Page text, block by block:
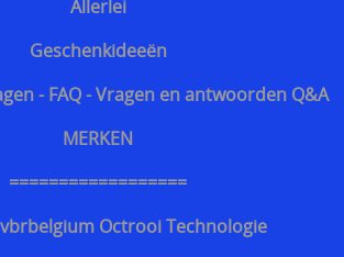
Allerlei
Geschenkideeën
- FAQ - Vragen en antwoorden Q&A
MERKEN
==================
Octrooi Technologie